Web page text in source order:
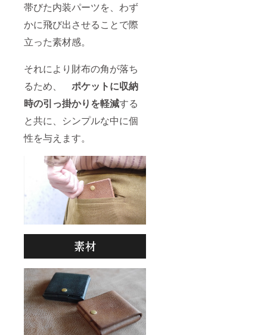
帯びた内装パーツを、わず
かに飛び出させることで際
立った素材感。
それにより財布の角が落ち
るため、 ポケットに収納
時の引っ掛かりを軽減する
と共に、シンプルな中に個
性を与えます。